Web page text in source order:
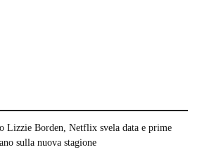
Lizzie Borden, Netflix svela data e prime
sulla nuova stagione